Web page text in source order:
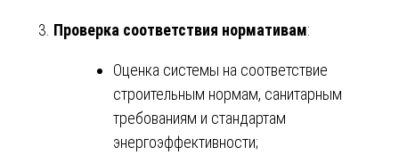
Проверка соответствия нормативам:
Оценка системы на соответствие
строительным нормам, санитарным
требованиям и стандартам
энергоэффективности;